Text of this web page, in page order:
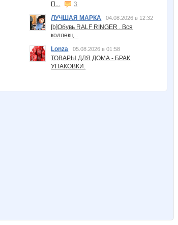
П...
3
ЛУЧШАЯ МАРКА
04.08.2026 в 12:32
[b]Обувь RALF RINGER . Вся
коллекц...
Lonza
05.08.2026 в 01:58
ТОВАРЫ ДЛЯ ДОМА - БРАК
УПАКОВКИ.